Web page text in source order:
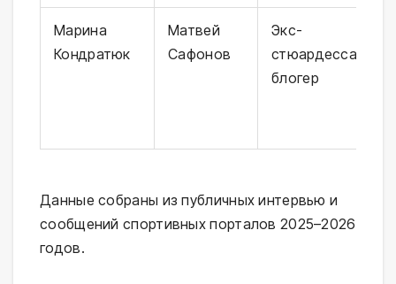
Марина
Кондратюк
Матвей
Сафонов
Экс-
стюардесса,
блогер
Данные собраны из публичных интервью и
сообщений спортивных порталов 2025–2026
годов.